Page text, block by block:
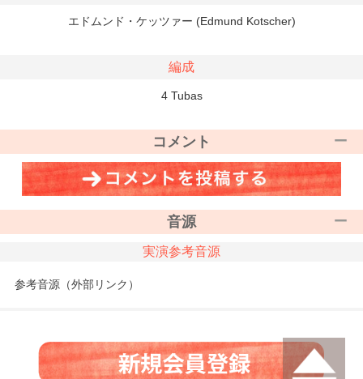
エドムンド・ケッツァー (Edmund Kotscher)
編成
4 Tubas
コメント
音源
実演参考音源
参考音源（外部リンク）